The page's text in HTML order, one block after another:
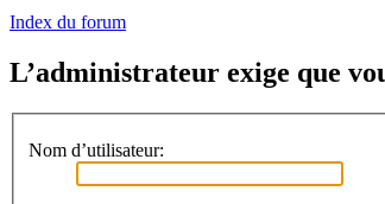
Index du forum
L’administrateur exige que
Nom d’utilisateur: